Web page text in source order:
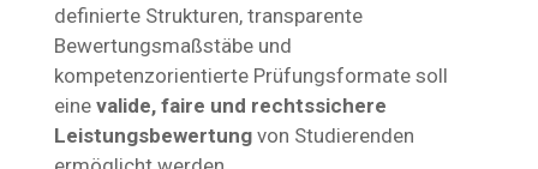
definierte Strukturen, transparente
Bewertungsmaßstäbe und
kompetenzorientierte Prüfungsformate soll
eine valide, faire und rechtssichere
Leistungsbewertungvon Studierenden